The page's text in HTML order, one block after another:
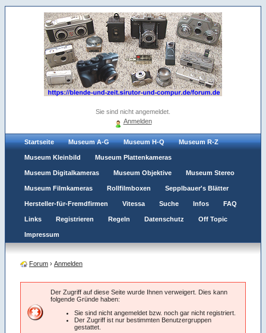
Sie sind nicht angemeldet.
Anmelden
Startseite Museum A-G Museum H-Q Museum R-Z
Museum Kleinbild Museum Plattenkameras
Museum Digitalkameras Museum Objektive Museum Stereo
Museum Filmkameras Rollfilmboxen Sepplbauer's Blätter
Hersteller-für-Fremdfirmen Vitessa Suche Infos FAQ
Links Registrieren Regeln Datenschutz Off Topic
Impressum
Forum › Anmelden
Der Zugriff auf diese Seite wurde Ihnen verweigert. Dies kann
folgende Gründe haben:
Sie sind nicht angemeldet bzw. noch gar nicht registriert.
Der Zugriff ist nur bestimmten Benutzergruppen
gestattet.